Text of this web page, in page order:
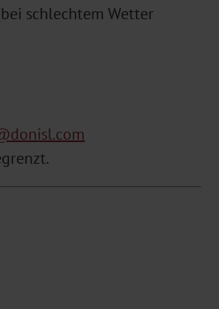
schlechtem Wetter